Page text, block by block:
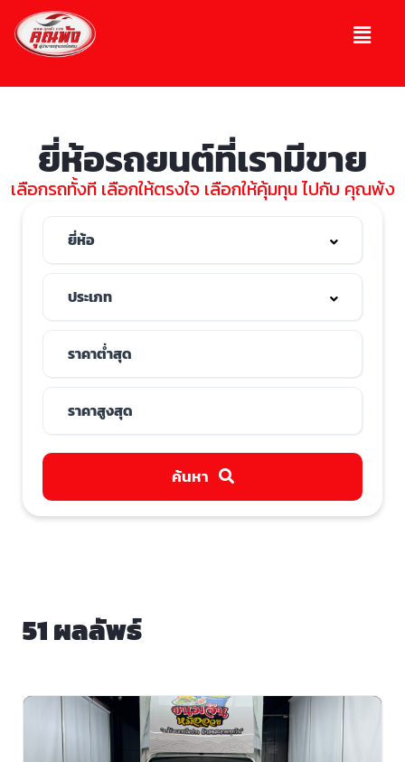
ยี่ห้อรถยนต์ที่เรามีขาย
เลือกรถทั้งที เลือกให้ตรงใจ เลือกให้คุ้มทุน ไปกับ คุณพ้ง
ค้นหา
51 ผลลัพธ์